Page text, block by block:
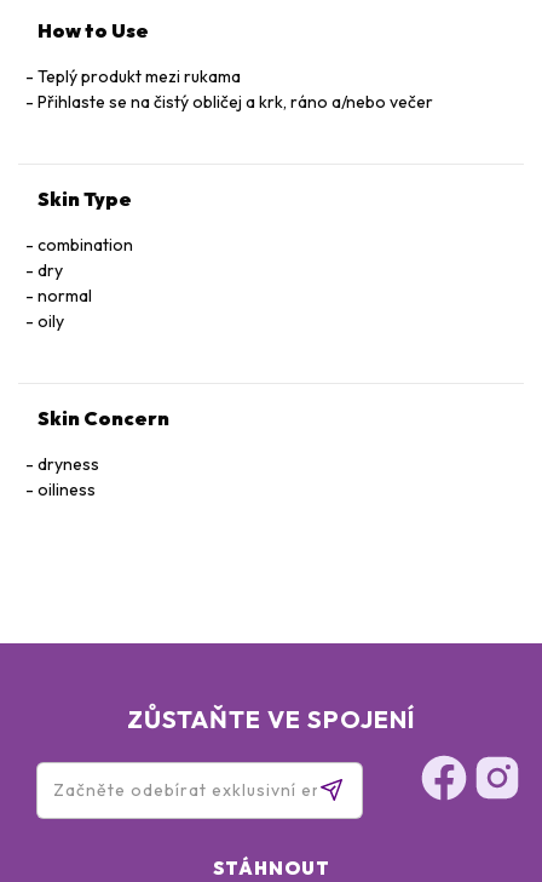
GLUCONATE, LINALOOL, MARRUBIUM VULGARE EXTRACT,
CITRIC ACID, BUTYLPHENYL METHYLPROPIONAL, ALPHA-
ISOMETHYL IONONE, BENZYL BENZOATE, CITRAL,
SEA SALT SEL MARIN
How to Use
Teplý produkt mezi rukama
Přihlaste se na čistý obličej a krk, ráno a/nebo večer
Skin Type
combination
dry
normal
oily
Skin Concern
dryness
oiliness
ZŮSTAŇTE VE SPOJENÍ
STÁHNOUT